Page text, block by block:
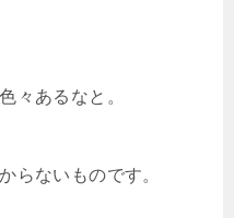
々あるなと。
らないものです。